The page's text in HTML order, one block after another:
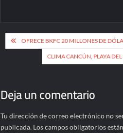
Navegación
de
entradas
OFRECE BKFC 20 MILLONES DE
CLIMA CANCÚN, PLAYA
Deja un comentario
Tu dirección de correo electrónico no
publicada. Los campos obligatorios